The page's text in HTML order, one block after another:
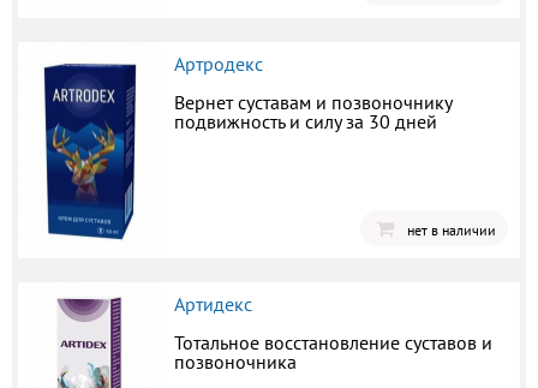
Артродекс
Вернет суставам и позвоночнику
подвижность и силу за 30 дней
нет в наличии
Артидекс
Тотальное восстановление суставов и
позвоночника